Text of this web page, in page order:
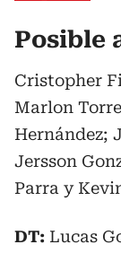
Posible
Cristopher
Marlon
Hernández;
Jersson
Parra y
DT: Lucas